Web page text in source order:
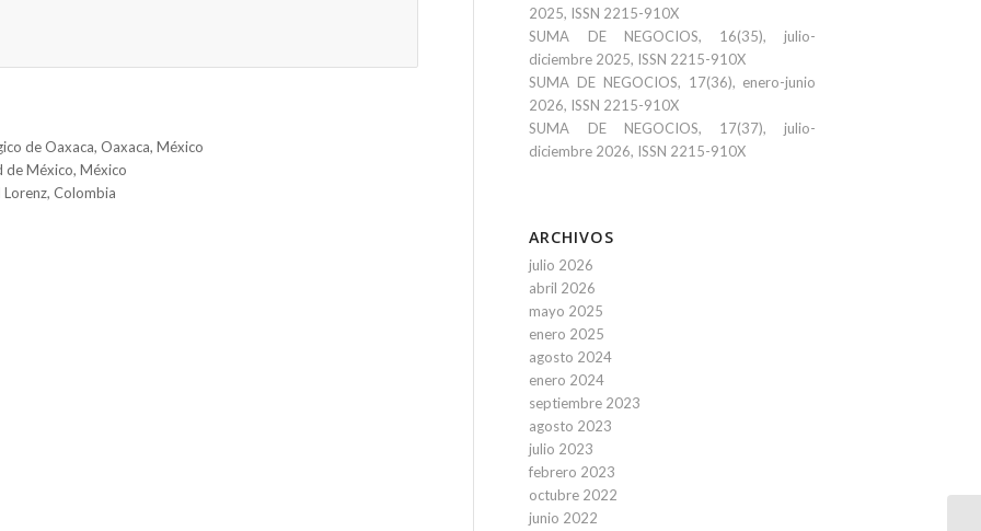
de Oaxaca, Oaxaca, México
de México, México
Colombia
2025, ISSN 2215-910X
SUMA DE NEGOCIOS, 16(35), julio-
diciembre 2025, ISSN 2215-910X
SUMA DE NEGOCIOS, 17(36), enero-junio
2026, ISSN 2215-910X
SUMA DE NEGOCIOS, 17(37), julio-
diciembre 2026, ISSN 2215-910X
ARCHIVOS
julio 2026
abril 2026
mayo 2025
enero 2025
agosto 2024
enero 2024
septiembre 2023
agosto 2023
julio 2023
febrero 2023
octubre 2022
junio 2022